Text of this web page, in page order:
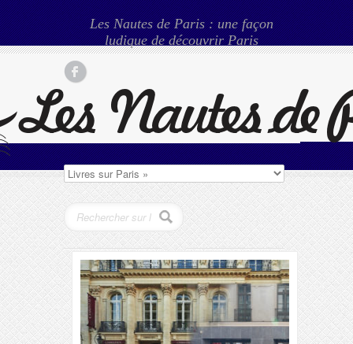
Les Nautes de Paris : une façon
ludique de découvrir Paris